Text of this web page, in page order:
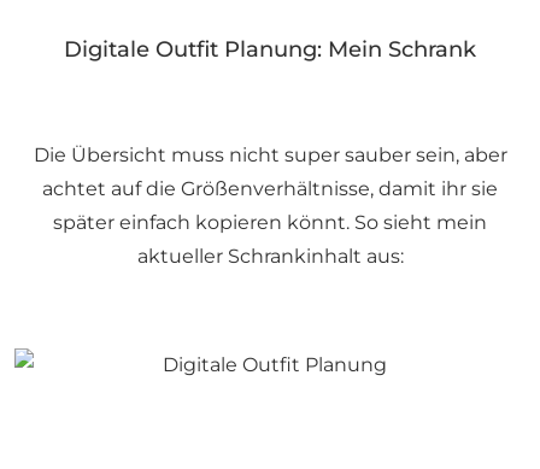
Digitale Outfit Planung: Mein Schrank
Die Übersicht muss nicht super sauber sein, aber
achtet auf die Größenverhältnisse, damit ihr sie
später einfach kopieren könnt. So sieht mein
aktueller Schrankinhalt aus: